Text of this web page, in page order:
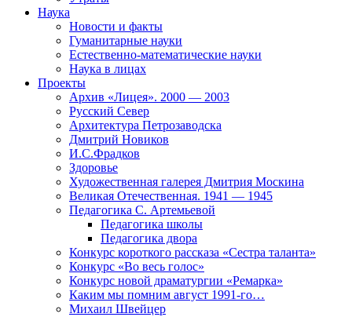
Наука
Новости и факты
Гуманитарные науки
Естественно-математические науки
Наука в лицах
Проекты
Архив «Лицея». 2000 — 2003
Русский Север
Архитектура Петрозаводска
Дмитрий Новиков
И.С.Фрадков
Здоровье
Художественная галерея Дмитрия Москина
Великая Отечественная. 1941 — 1945
Педагогика С. Артемьевой
Педагогика школы
Педагогика двора
Конкурс короткого рассказа «Сестра таланта»
Конкурс «Во весь голос»
Конкурс новой драматургии «Ремарка»
Каким мы помним август 1991-го…
Михаил Швейцер